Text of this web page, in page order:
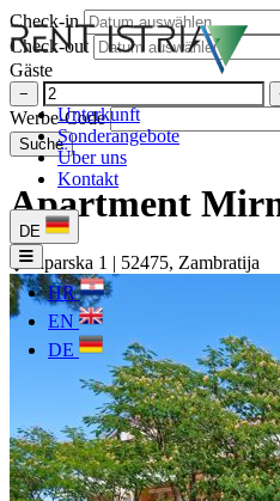
Unterkunft
Sonderangebote
Über uns
Kontakt
DE
HR
EN
DE
Check-in
Check-out
Gäste
−
Werbe-Code
Suche
Apartment
Siparska 1 | 52475, Zambratija